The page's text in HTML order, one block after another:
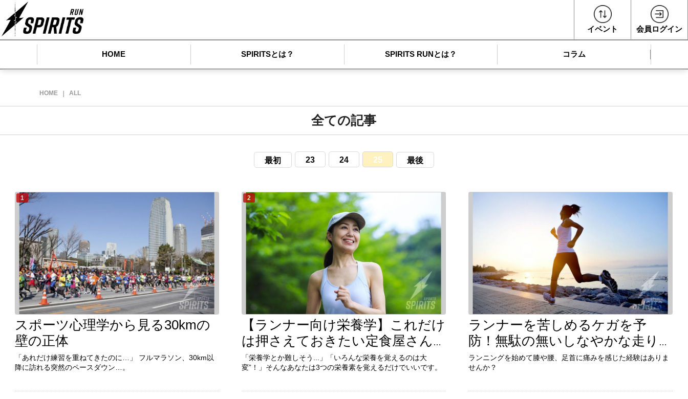
イベント 会員ログイン
HOME SPIRITSとは？ SPIRITS RUNとは？ コラム
HOME ALL
全ての記事
最初 23 24 25 最後
続きを見る
「あれだけ練習を重ねてきたのに…」 フルマラソン、30km以
降に訪れる突然のペースダウン…。
1
スポーツ心理学から見る30kmの
壁の正体
「あれだけ練習を重ねてきたのに…」 フルマラソン、30km以
降に訪れる突然のペースダウン…。
続きを見る
「栄養学とか難しそう...」「いろんな栄養を覚えるのは大
変”！」そんなあなたは3つの栄養素を覚えるだけでいいです。
2
【ランナー向け栄養学】これだけ
は押さえておきたい定食屋さん
の秘密とは？
「栄養学とか難しそう...」「いろんな栄養を覚えるのは大
変”！」そんなあなたは3つの栄養素を覚えるだけでいいです。
続きを見る
ランニングを始めて膝や腰、足首に痛みを感じた経験はありま
せんか？
ランナーを苦しめるケガを予
防！無駄の無いしなやかな走りを
手に入れるには？
ランニングを始めて膝や腰、足首に痛みを感じた経験はありま
せんか？